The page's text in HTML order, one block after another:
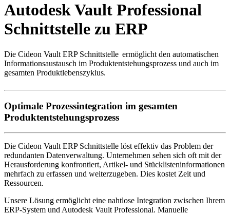
Autodesk Vault Professional
Schnittstelle zu ERP
Die Cideon Vault ERP Schnittstelle ermöglicht den automatischen
Informationsaustausch im Produktentstehungsprozess und auch im
gesamten Produktlebenszyklus.
Optimale Prozessintegration im gesamten
Produktentstehungsprozess
Die Cideon Vault ERP Schnittstelle löst effektiv das Problem der
redundanten Datenverwaltung. Unternehmen sehen sich oft mit der
Herausforderung konfrontiert, Artikel- und Stücklisteninformationen
mehrfach zu erfassen und weiterzugeben. Dies kostet Zeit und
Ressourcen.
Unsere Lösung ermöglicht eine nahtlose Integration zwischen Ihrem
ERP-System und Autodesk Vault Professional. Manuelle